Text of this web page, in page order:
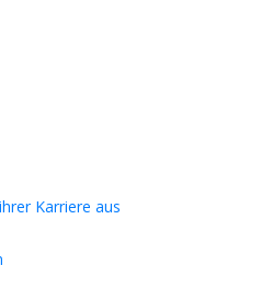
Karriere aus